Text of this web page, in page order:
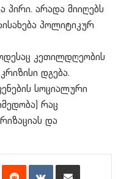
პირი. არადა მიიღებს
პოლიტიკურ
კეთილდღეობის
დგება.
სოციალური
რაც
და
Reddit VKontakteShare via Email